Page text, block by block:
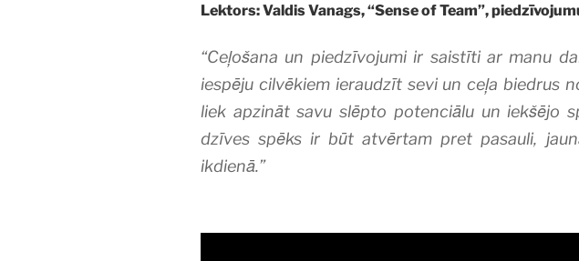
Lektors: Valdis Vanags, “Sense of Team”,
“Ceļošana un piedzīvojumi ir saistīti ar manu
iespēju cilvēkiem ieraudzīt sevi un ceļa biedrus
liek apzināt savu slēpto potenciālu un iekšējo
dzīves spēks ir būt atvērtam pret pasauli,
ikdienā.”